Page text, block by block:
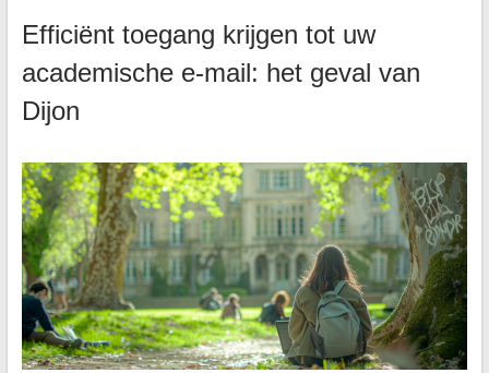
Efficiënt toegang krijgen tot uw
academische e-mail: het geval van
Dijon